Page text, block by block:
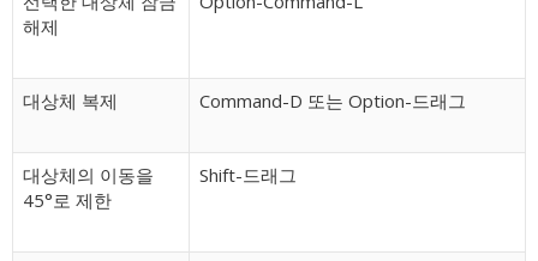
해제
대상체 복제 Command-D 또는 Option-드래그
대상체의 이동을
45°로 제한
Shift-드래그